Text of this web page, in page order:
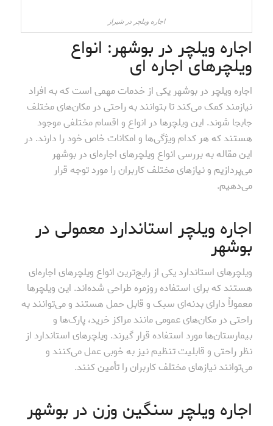
اجاره ویلچر در شیراز
اجاره ویلچر در بوشهر: انواع
ویلچرهای اجاره ای
اجاره ویلچر در بوشهر یکی از خدمات مهمی است که به افراد
نیازمند کمک می‌کند تا بتوانند به راحتی در مکان‌های مختلف
جابجا شوند. این ویلچرها در انواع و اقسام مختلفی موجود
هستند که هر کدام ویژگی‌ها و امکانات خاص خود را دارند. در
این مقاله به بررسی انواع ویلچرهای اجاره‌ای در بوشهر
می‌پردازیم و نیازهای مختلف کاربران را مورد توجه قرار
می‌دهیم.
اجاره ویلچر استاندارد معمولی در
بوشهر
ویلچرهای استاندارد یکی از رایج‌ترین انواع ویلچرهای اجاره‌ای
هستند که برای استفاده روزمره طراحی شده‌اند. این ویلچرها
معمولاً دارای بدنه‌ای سبک و قابل حمل هستند و می‌توانند به
راحتی در مکان‌های عمومی مانند مراکز خرید، پارک‌ها و
بیمارستان‌ها مورد استفاده قرار گیرند. ویلچرهای استاندارد از
نظر راحتی و قابلیت تنظیم نیز به خوبی عمل می‌کنند و
می‌توانند نیازهای مختلف کاربران را تأمین کنند.
اجاره ویلچر سنگین وزن در بوشهر